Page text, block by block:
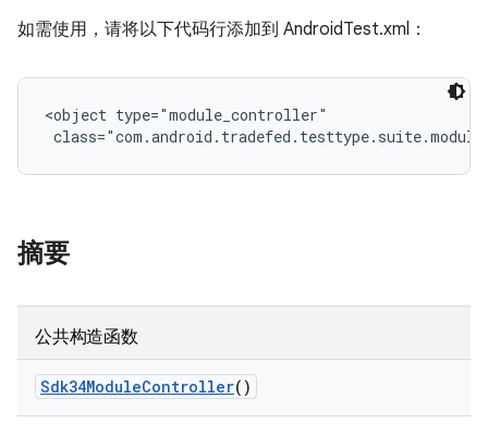
如需使用，请将以下代码行添加到 AndroidTest.xml：
<object type="module_controller"
摘要
公共构造函数
Sdk34ModuleController()